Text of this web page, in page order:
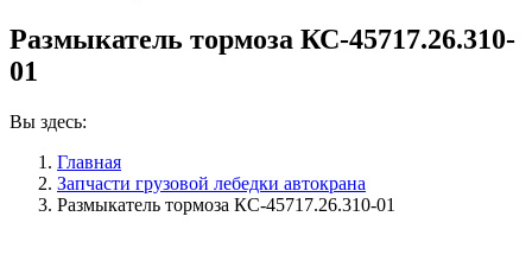
Размыкатель тормоза КС-45717.26.310-
01
Вы здесь:
Главная
Запчасти грузовой лебедки автокрана
Размыкатель тормоза КС-45717.26.310-01